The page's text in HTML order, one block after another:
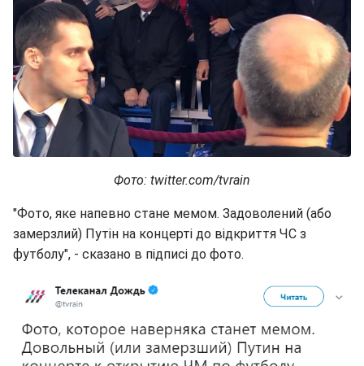
Фото: twitter.com/tvrain
"Фото, яке напевно стане мемом. Задоволений (або
замерзлий) Путін на концерті до відкриття ЧС з
футболу", - сказано в підписі до фото.